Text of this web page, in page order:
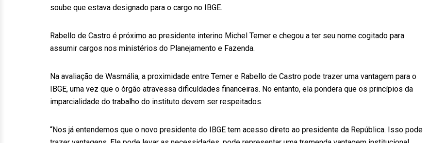
soube que estava designado para o cargo no IBGE.
Rabello de Castro é próximo ao presidente interino Michel Temer e chegou a ter seu nome cogitado para
assumir cargos nos ministérios do Planejamento e Fazenda.
Na avaliação de Wasmália, a proximidade entre Temer e Rabello de Castro pode trazer uma vantagem para o
IBGE, uma vez que o órgão atravessa dificuldades financeiras. No entanto, ela pondera que os princípios da
imparcialidade do trabalho do instituto devem ser respeitados.
“Nos já entendemos que o novo presidente do IBGE tem acesso direto ao presidente da República. Isso pode